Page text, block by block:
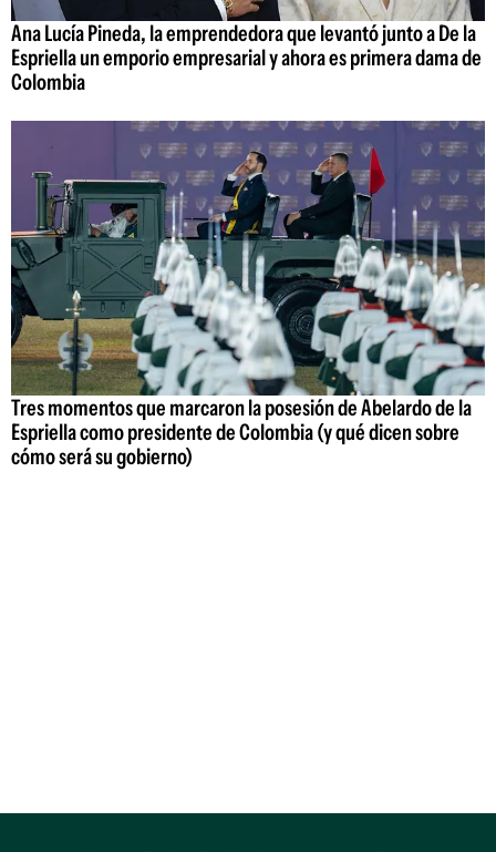
Ana Lucía Pineda, la emprendedora que levantó junto a De la
Espriella un emporio empresarial y ahora es primera dama de
Colombia
Tres momentos que marcaron la posesión de Abelardo de la
Espriella como presidente de Colombia (y qué dicen sobre
cómo será su gobierno)